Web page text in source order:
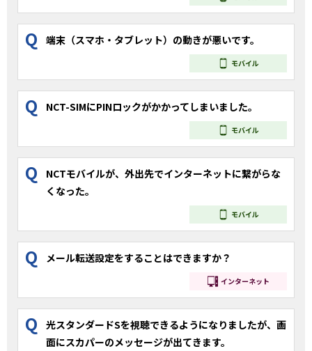
Q 端末（スマホ・タブレット）の動きが悪いです。
モバイル
Q NCT-SIMにPINロックがかかってしまいました。
モバイル
Q
NCTモバイルが、外出先でインターネットに繋がらな
くなった。
モバイル
Q メール転送設定をすることはできますか？
インターネット
Q
光スタンダードSを視聴できるようになりましたが、画
面にスカパーのメッセージが出てきます。